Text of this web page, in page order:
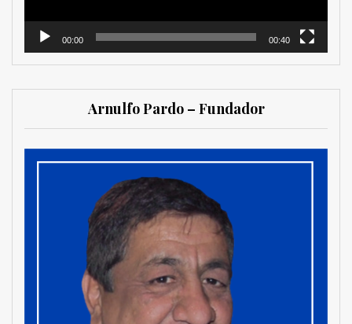
00:00 00:40
Arnulfo Pardo – Fundador